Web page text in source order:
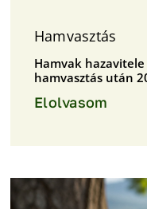
Hamvasztás
Hamvak
hamvasztás után
Elolvasom